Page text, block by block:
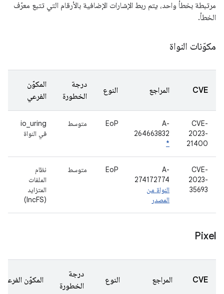
مرتبطة بخطأ واحد، يتم ربط الإشارات الإضافية بالأرقام التي تتبع معرّف
الخطأ.
مكوّنات النواة
CVE المراجع النوع
درجة
الخطورة
المكوّن
الفرعي
CVE-
2023-
21400
A-
264663832
*
EoP متوسط
io_uring
في النواة
CVE-
2023-
35693
A-
274172774
النواة من
المصدر
EoP متوسط
نظام
الملفات
المتزايد
(IncFS)
Pixel
CVE المراجع النوع
درجة
الخطورة
المكوّن الفرعي